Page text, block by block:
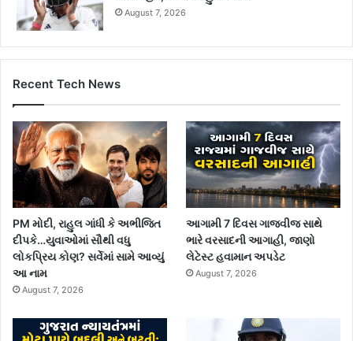
August 7, 2026
Recent Tech News
PM મોદી, રાહુલ ગાંધી કે અભીજિત
દીપકે…યુવાઓમાં સૌથી વધુ
લોકપ્રિય કોણ? સર્વેમાં સામે આવ્યું
આ નામ
August 7, 2026
આગામી 7 દિવસ ગાજવીજ સાથે
ભારે વરસાદની આગાહી, જાણો
લેટેસ્ટ હવામાન અપડેટ
August 7, 2026